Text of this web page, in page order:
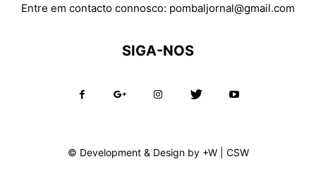
Entre em contacto connosco: pombaljornal@gmail.com
SIGA-NOS
© Development & Design by +W| CSW